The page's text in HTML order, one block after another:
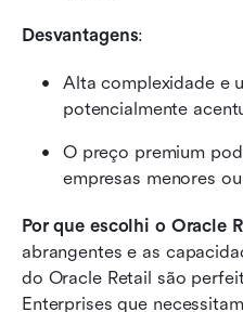
Desvantagens:
Alta complexidade e
potencialmente
O preço premium
empresas menores
Por que escolhi o Oracle
abrangentes e as
do Oracle Retail são
Enterprises que